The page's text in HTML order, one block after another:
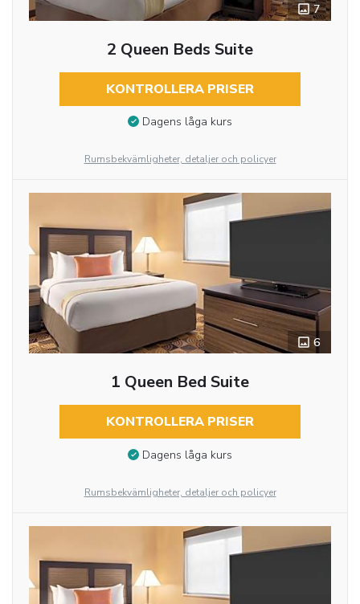
7
2 Queen Beds Suite
KONTROLLERA PRISER
Dagens låga kurs
Rumsbekvämligheter, detaljer och policyer
6
1 Queen Bed Suite
KONTROLLERA PRISER
Dagens låga kurs
Rumsbekvämligheter, detaljer och policyer